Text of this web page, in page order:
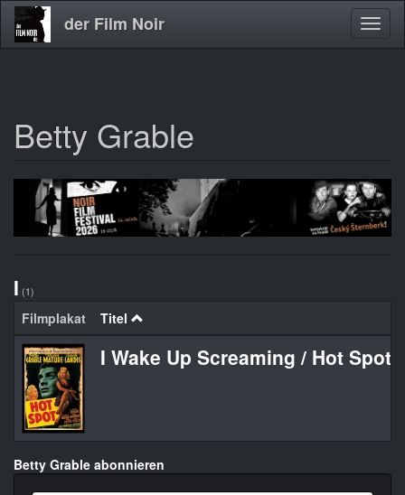
Direkt
zum
der Film Noir
Betty Grable
I (1)
Filmplakat Titel
I Wake Up Screaming / Hot Spot
Betty Grable abonnieren